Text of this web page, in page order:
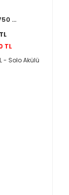
...
TL